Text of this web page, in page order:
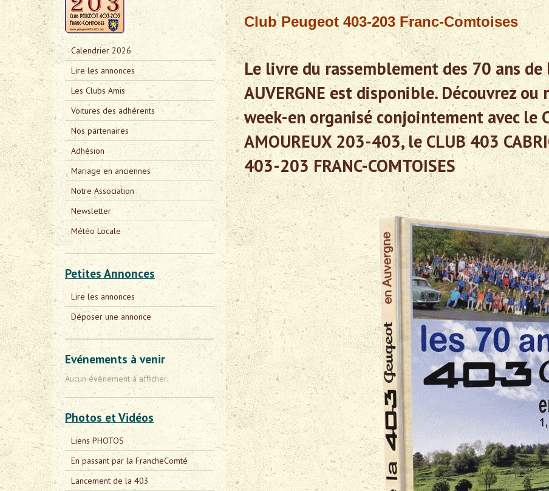
Club Peugeot 403-203 Franc-Comtoises
Le livre du rassemblement des 70 ans de
AUVERGNE est disponible. Découvrez
week-en organisé conjointement avec le
AMOUREUX 203-403, le CLUB 403
403-203 FRANC-COMTOISES
Calendrier 2026
Lire les annonces
Les Clubs Amis
Voitures des adhérents
Nos partenaires
Adhésion
Mariage en anciennes
Notre Association
Newsletter
Météo Locale
Petites Annonces
Lire les annonces
Déposer une annonce
Evénements à venir
Aucun évènement à afficher.
Photos et Vidéos
Liens PHOTOS
En passant par la FrancheComté
Lancement de la 403